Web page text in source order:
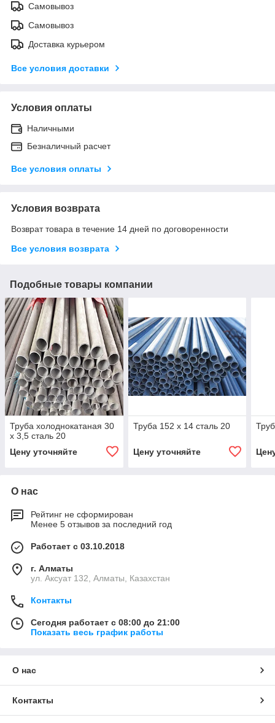
Самовывоз
Самовывоз
Доставка курьером
Все условия доставки
Условия оплаты
Наличными
Безналичный расчет
Все условия оплаты
Условия возврата
Возврат товара в течение 14 дней по договоренности
Все условия возврата
Подобные товары компании
Труба холоднокатаная 30
х 3,5 сталь 20
Цену уточняйте
Труба 152 х 14 сталь 20
Цену уточняйте
О нас
Рейтинг не сформирован
Менее 5 отзывов за последний год
Работает с 03.10.2018
г. Алматы
ул. Аксуат 132, Алматы, Казахстан
Контакты
Сегодня работает с 08:00 до 21:00
Показать весь график работы
О нас
Контакты